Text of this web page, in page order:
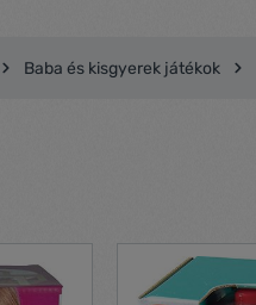
Baba és kisgyerek játékok